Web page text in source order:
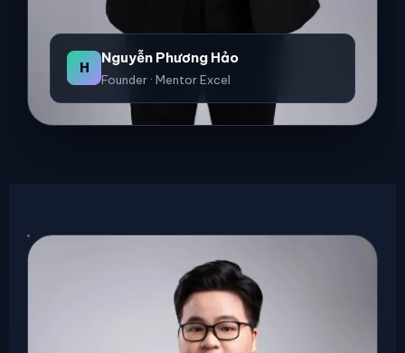
H
Nguyễn Phương Hảo
Founder · Mentor Excel